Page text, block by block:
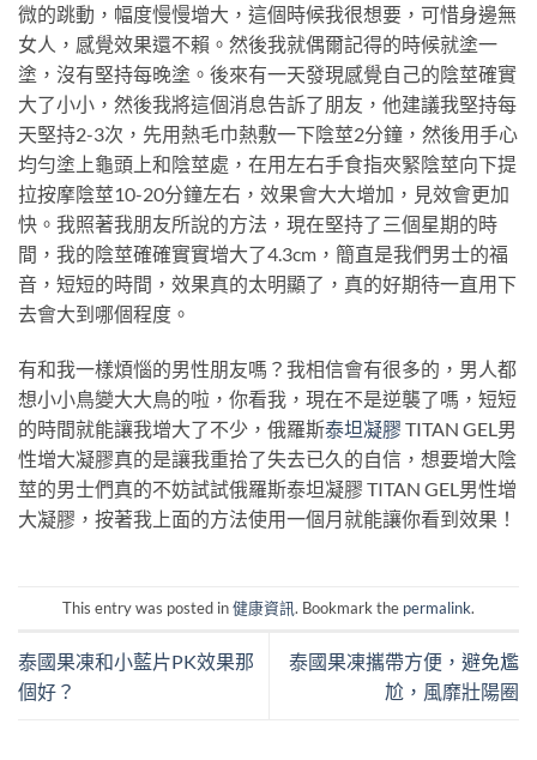
微的跳動，幅度慢慢增大，這個時候我很想要，可惜身邊無
女人，感覺效果還不賴。然後我就偶爾記得的時候就塗一
塗，沒有堅持每晚塗。後來有一天發現感覺自己的陰莖確實
大了小小，然後我將這個消息告訴了朋友，他建議我堅持每
天堅持2-3次，先用熱毛巾熱敷一下陰莖2分鐘，然後用手心
均勻塗上龜頭上和陰莖處，在用左右手食指夾緊陰莖向下提
拉按摩陰莖10-20分鐘左右，效果會大大增加，見效會更加
快。我照著我朋友所說的方法，現在堅持了三個星期的時
間，我的陰莖確確實實增大了4.3cm，簡直是我們男士的福
音，短短的時間，效果真的太明顯了，真的好期待一直用下
去會大到哪個程度。
有和我一樣煩惱的男性朋友嗎？我相信會有很多的，男人都
想小小鳥變大大鳥的啦，你看我，現在不是逆襲了嗎，短短
的時間就能讓我增大了不少，俄羅斯泰坦凝膠 TITAN GEL男
性增大凝膠真的是讓我重拾了失去已久的自信，想要增大陰
莖的男士們真的不妨試試俄羅斯泰坦凝膠 TITAN GEL男性增
大凝膠，按著我上面的方法使用一個月就能讓你看到效果！
This entry was posted in健康資訊. Bookmark the permalink.
泰國果凍和小藍片PK效果那
個好？
泰國果凍攜帶方便，避免尷
尬，風靡壯陽圈